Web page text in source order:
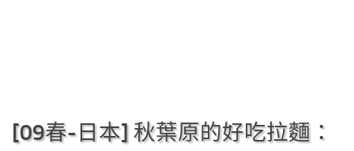
[09春-日本] 秋葉原的好吃拉麵：